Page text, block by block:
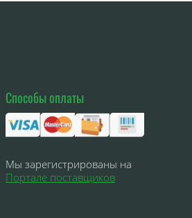
Способы оплаты
Мы зарегистрированы на
Портале поставщиков